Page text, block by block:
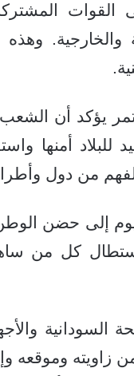
القوات
والخارجية.
يؤكد أن
للبلاد أمنها
من دول
إلى حضن
كل من
السودانية
وموقعه